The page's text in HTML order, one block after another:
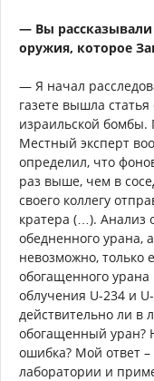
— Вы рассказывали
оружия, которое
— Я начал
газете вышла
израильской бомбы.
Местный эксперт
определил, что
раз выше, чем в
своего коллегу
кратера (…). Анализ
обедненного урана,
невозможно, только
обогащенного
облучения U-234 и
действительно ли в
обогащенный уран?
ошибка? Мой ответ
лаборатории и